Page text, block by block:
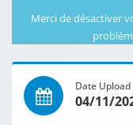
Merci de désactiver
Date Upload
04/11/